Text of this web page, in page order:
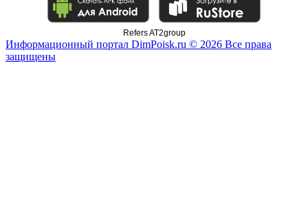
Refers AT2group
Информационный портал DimPoisk.ru © 2026 Все права
защищены